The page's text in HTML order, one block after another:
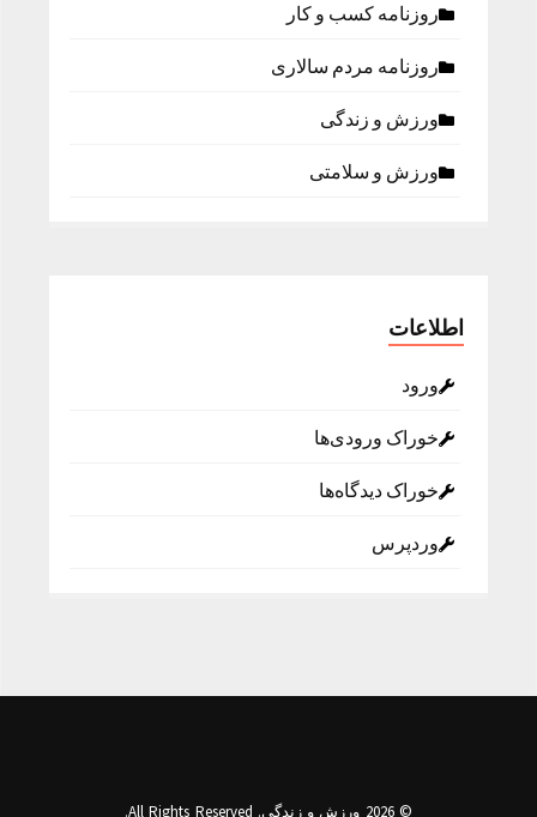
روزنامه كسب و كار
روزنامه مردم سالاری
ورزش و زندگی
ورزش و سلامتی
اطلاعات
ورود
خوراک ورودی‌ها
خوراک دیدگاه‌ها
وردپرس
© 2026 ورزش و زندگی. All Rights Reserved.